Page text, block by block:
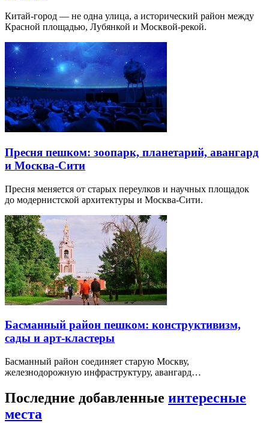
Китай-город — не одна улица, а исторический район между
Красной площадью, Лубянкой и Москвой-рекой.
Пресня пешком: зоопарк, планетарий, авангард
и Москва-Сити
Пресня меняется от старых переулков и научных площадок
до модернистской архитектуры и Москва-Сити.
Басманный район пешком: конструктивизм,
сады и арт-кластеры
Басманный район соединяет старую Москву,
железнодорожную инфраструктуру, авангард…
Последние добавленные интересные
места